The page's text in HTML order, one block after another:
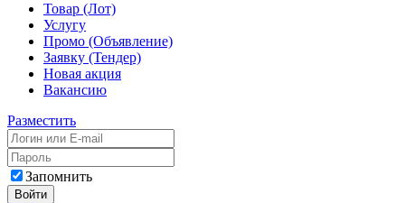
Товар (Лот)
Услугу
Промо (Объявление)
Заявку (Тендер)
Новая акция
Вакансию
Разместить
Запомнить
Войти